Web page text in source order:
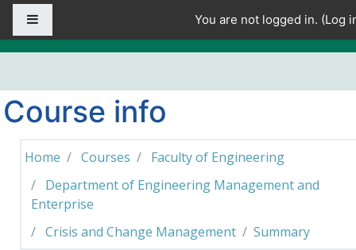
Skip to main content
You are not logged in. (Log
Course info
Home Courses
Faculty of Engineering
Department of Engineering Management and
Enterprise
Crisis and Change Management
Summary